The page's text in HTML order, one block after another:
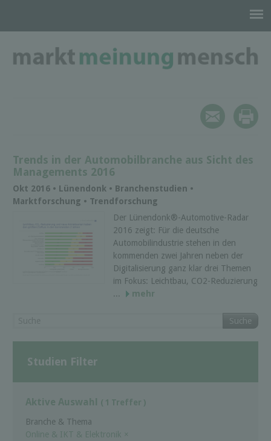
Trends in der Automobilbranche aus Sicht des
Managements 2016
Okt 2016 • Lünendonk • Branchenstudien •
Marktforschung • Trendforschung
Der Lünendonk®-Automotive-Radar
2016 zeigt: Für die deutsche
Automobilindustrie stehen in den
kommenden zwei Jahren neben der
Digitalisierung ganz klar drei Themen
im Fokus: Leichtbau, CO2-Reduzierung
...
mehr
Suche
Studien Filter
Aktive Auswahl ( 1 Treffer )
Branche & Thema
Online & IKT & Elektronik ×